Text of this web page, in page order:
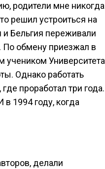
родители мне никогда
решил устроиться на
Бельгия переживали
По обмену приезжал в
учеником Университета
Однако работать
проработал три года.
в 1994 году, когда
делали